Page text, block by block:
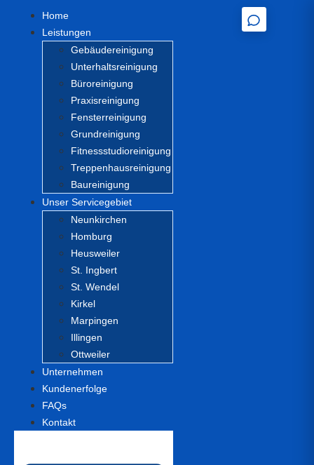
Home
Leistungen
Gebäudereinigung
Unterhaltsreinigung
Büroreinigung
Praxisreinigung
Fensterreinigung
Grundreinigung
Fitnessstudioreinigung
Treppenhausreinigung
Baureinigung
Unser Servicegebiet
Neunkirchen
Homburg
Heusweiler
St. Ingbert
St. Wendel
Kirkel
Marpingen
Illingen
Ottweiler
Unternehmen
Kundenerfolge
FAQs
Kontakt